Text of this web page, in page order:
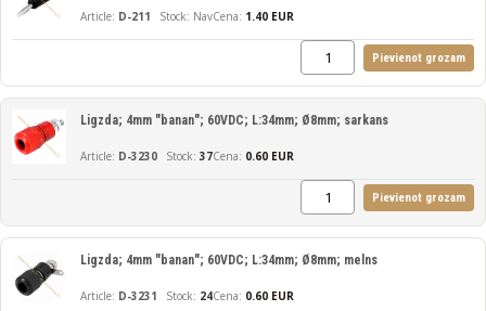
D-211 NavCena: 1.40 EUR
Pievienot grozam
D-3230
Ligzda; 4mm "banan"; 60VDC; L:34mm; Ø8mm; sarkans
37Cena: 0.60 EUR
Pievienot grozam
D-3231
Ligzda; 4mm "banan"; 60VDC; L:34mm; Ø8mm; melns
24Cena: 0.60 EUR